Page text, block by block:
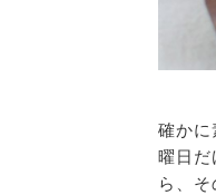
確かに
曜日だ
ら、